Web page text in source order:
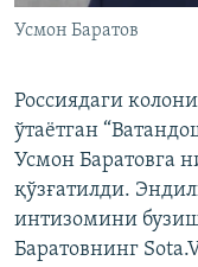
Усмон Баратов
Россиядаги
ўтаётган
Усмон Баратовга
қўзғатилди.
интизомини
Баратовнинг